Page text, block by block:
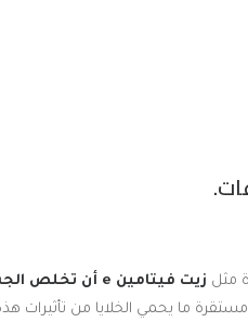
مثل زيت فيتامين e أن تخلص الجسم من الشوارد الحرة
ما يحمي الخلايا من تأثيرات